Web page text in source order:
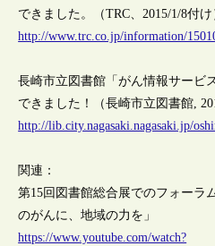
できました。（TRC、2015/1/8付け
http://www.trc.co.jp/information/
長崎市立図書館「がん情報サービ
できました！（長崎市立図書館,
http://lib.city.nagasaki.nagasaki.jp/
関連：
第15回図書館総合展でのフォーラ
のがんに、地域の力を」
https://www.youtube.com/watch?